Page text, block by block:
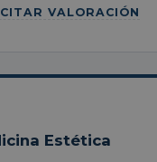
VALORACIÓN
Estética